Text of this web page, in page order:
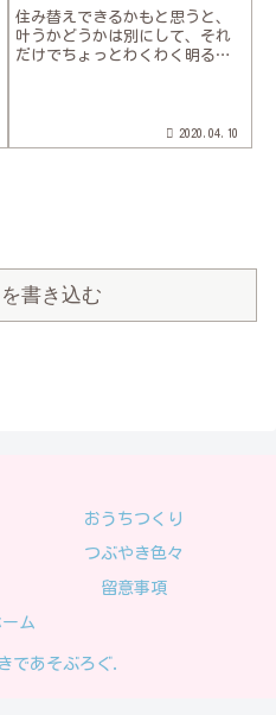
住み替えできるかもと思うと、
叶うかどうかは別にして、それ
だけでちょっとわくわく明るい
と色々変わってテンション上が
ったー！特に水回りの進化は日
2020.04.10
書き込む
おうちつくり
つぶやき色々
留意事項
ーム
であそぶろぐ.